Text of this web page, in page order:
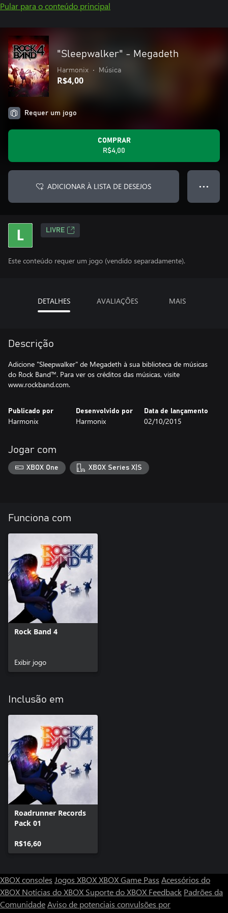
Pular para o conteúdo principal
"Sleepwalker" - Megadeth
Harmonix • Música
R$4,00
Requer um jogo
COMPRAR
R$4,00
ADICIONAR À LISTA DE DESEJOS ● ● ●
LIVRE
Este conteúdo requer um jogo (vendido separadamente).
DETALHES AVALIAÇÕES MAIS
Descrição
Adicione "Sleepwalker" de Megadeth à sua biblioteca de músicas
do Rock Band™. Para ver os créditos das músicas, visite
www.rockband.com.
Publicado por
Harmonix
Desenvolvido por
Harmonix
Data de lançamento
02/10/2015
Jogar com
XBOX One XBOX Series X|S
Funciona com
Rock Band 4
Exibir jogo
Inclusão em
Roadrunner Records
Pack 01
R$16,60
XBOX consoles Jogos XBOXXBOX Game Pass Acessórios do
XBOX Notícias do XBOX Suporte do XBOX Feedback Padrões da
ComunidadeAviso de potenciais convulsões por